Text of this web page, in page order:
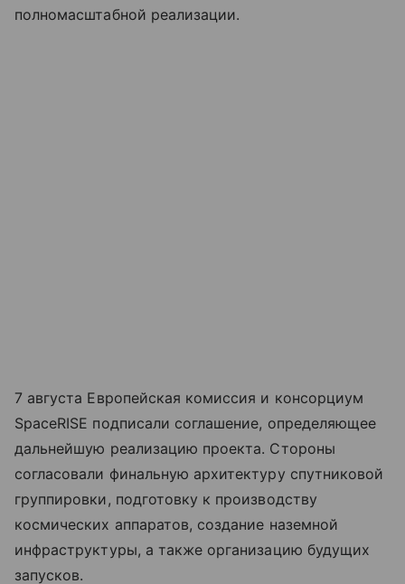
полномасштабной реализации.
7 августа Европейская комиссия и консорциум
SpaceRISE подписали соглашение, определяющее
дальнейшую реализацию проекта. Стороны
согласовали финальную архитектуру спутниковой
группировки, подготовку к производству
космических аппаратов, создание наземной
инфраструктуры, а также организацию будущих
запусков.